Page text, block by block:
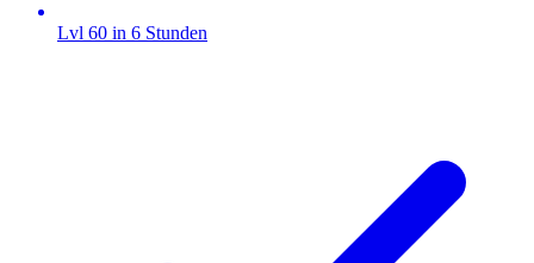
Lvl 60 in 6 Stunden